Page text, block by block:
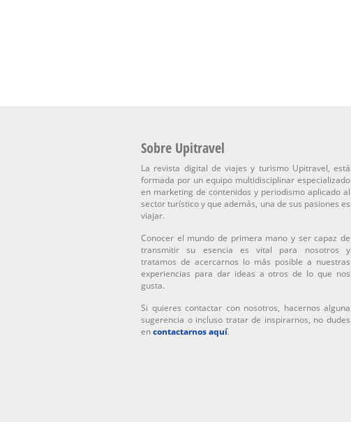
Sobre Upitravel
La revista digital de viajes y turismo Upitravel, está
formada por un equipo multidisciplinar especializado
en marketing de contenidos y periodismo aplicado al
sector turístico y que además, una de sus pasiones es
viajar.
Conocer el mundo de primera mano y ser capaz de
transmitir su esencia es vital para nosotros y
tratamos de acercarnos lo más posible a nuestras
experiencias para dar ideas a otros de lo que nos
gusta.
Si quieres contactar con nosotros, hacernos alguna
sugerencia o incluso tratar de inspirarnos, no dudes
encontactarnos aquí.